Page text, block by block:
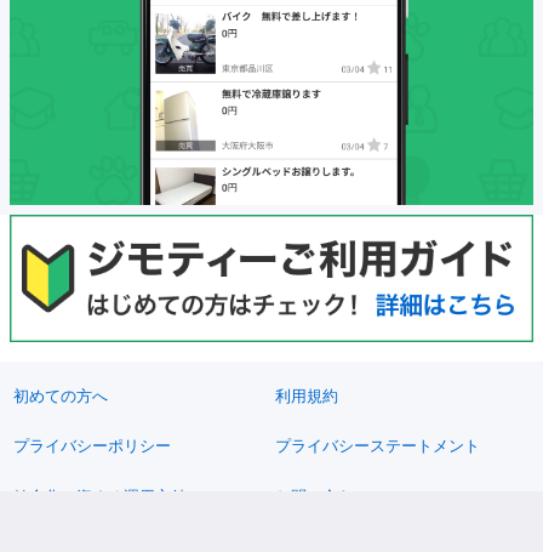
初めての方へ 利用規約
プライバシーポリシー プライバシーステートメント
健全化に資する運用方針 お問い合わせ